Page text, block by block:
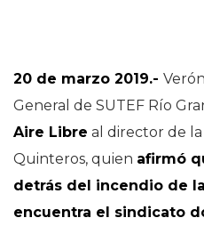
20 de marzo 2019.-
General de SUTEF Río
Aire Libre al director de
Quinteros, quien afirmó
detrás del incendio de
encuentra el sindicato